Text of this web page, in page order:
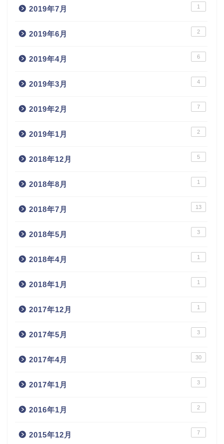
2019年7月 1
2019年6月 2
2019年4月 6
2019年3月 4
2019年2月 7
2019年1月 2
2018年12月 5
2018年8月 1
2018年7月 13
2018年5月 3
2018年4月 1
2018年1月 1
2017年12月 1
2017年5月 3
2017年4月 30
2017年1月 3
2016年1月 2
2015年12月 7